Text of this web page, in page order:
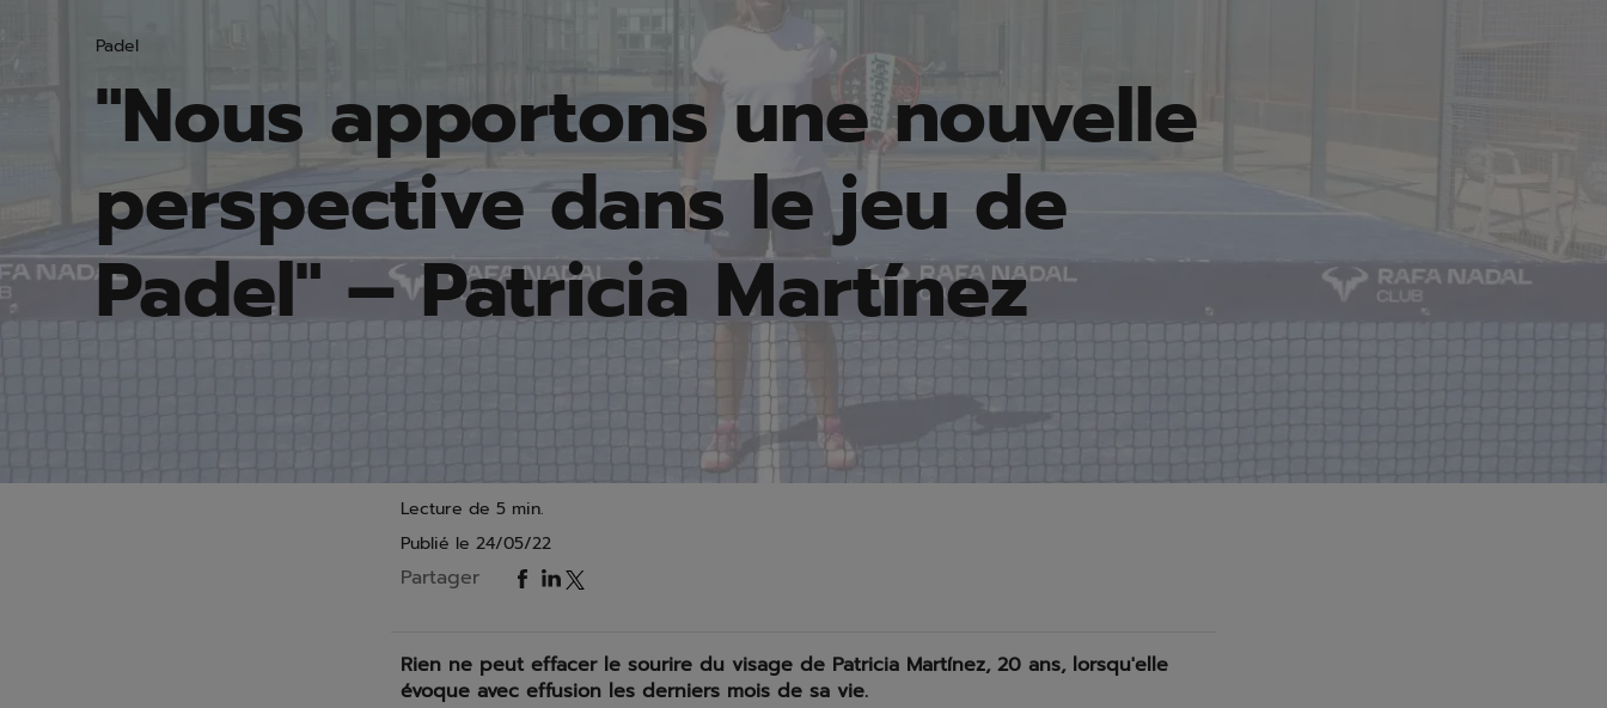
Padel
"Nous apportons une nouvelle
perspective dans le jeu de
Padel" – Patricia Martínez
Lecture de 5 min.
Publié le 24/05/22
Partager
Rien ne peut effacer le sourire du visage de Patricia Martínez, 20 ans, lorsqu'elle
évoque avec effusion les derniers mois de sa vie.